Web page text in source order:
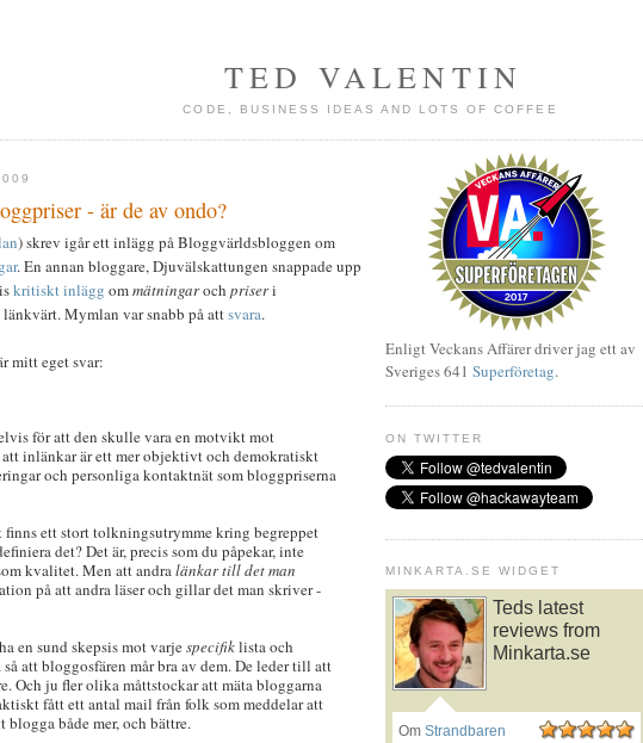
TED VALENTIN
CODE, BUSINESS IDEAS AND LOTS OF COFFEE
- är de av ondo?
) skrev igår ett inlägg på Bloggvärldsbloggen om
. En annan bloggare, Djuvälskattungen snappade upp
kritiskt inlägg ommätningaroch priseri
Mymlan var snabb på attsvara.
mitt eget svar:
för att den skulle vara en motvikt mot
inlänkar är ett mer objektivt och demokratiskt
och personliga kontaktnät som bloggpriserna
finns ett stort tolkningsutrymme kring begreppet
det? Det är, precis som du påpekar, inte
kvalitet. Men att andralänkar till det man
på att andra läser och gillar det man skriver -
en sund skepsis mot varjespecifiklista och
att bloggosfären mår bra av dem. De leder till att
Och ju fler olika måttstockar att mäta bloggarna
fått ett antal mail från folk som meddelar att
blogga både mer, och bättre.
Enligt Veckans Affärer driver jag ett av
Sveriges 641 Superföretag.
ON TWITTER
MINKARTA.SE WIDGET
Teds latest
reviews from
Minkarta.se
Om Strandbaren